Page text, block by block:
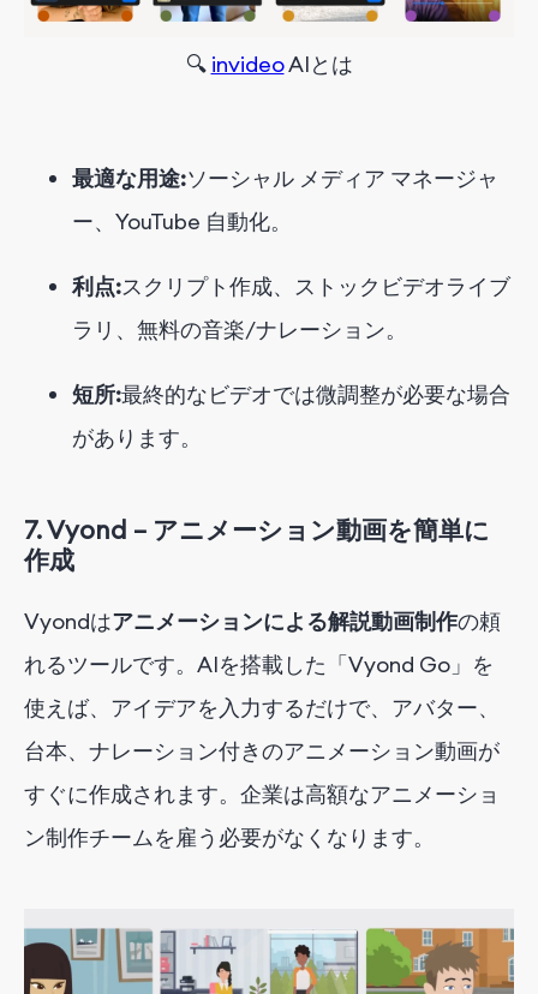
🔍 invideoAIと は
最適な用途:ソーシャル メディア マネージャ
ー、YouTube 自動化。
利点:スクリプト作成、ストックビデオライブ
ラリ、無料の音楽/ナレーション。
短所:最終的なビデオでは微調整が必要な場合
があります。
7.Vyond – アニメーション動画を簡単に
作成
Vyondはアニメーションによる解説動画制作の頼
れるツールです。AIを搭載した「Vyond Go」を
使えば、アイデアを入力するだけで、アバター、
台本、ナレーション付きのアニメーション動画が
すぐに作成されます。企業は高額なアニメーショ
ン制作チームを雇う必要がなくなります。